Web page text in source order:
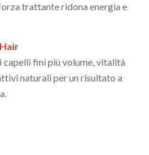
trattante ridona energia e
capelli fini più volume, vitalità
naturali per un risultato a